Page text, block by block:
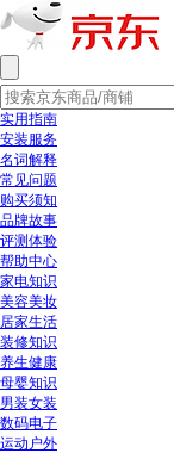
实用指南
安装服务
名词解释
常见问题
购买须知
品牌故事
评测体验
帮助中心
家电知识
美容美妆
居家生活
装修知识
养生健康
母婴知识
男装女装
数码电子
运动户外